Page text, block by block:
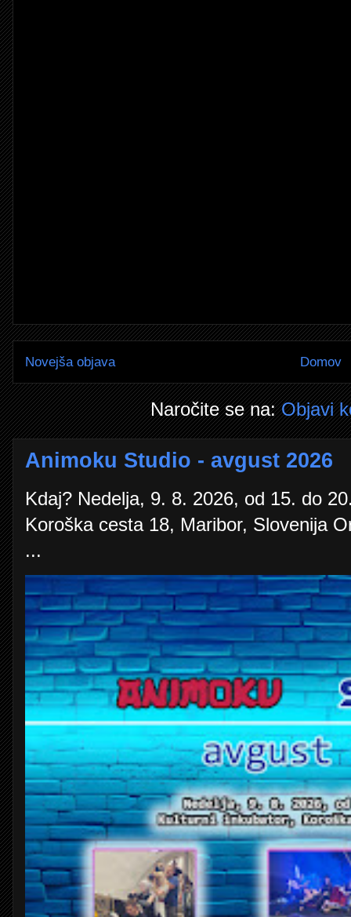
Novejša objava Domov
Naročite se na:Objavi
Animoku Studio - avgust 2026
Kdaj? Nedelja, 9. 8. 2026, od 15. do
Koroška cesta 18, Maribor, Slovenija
...